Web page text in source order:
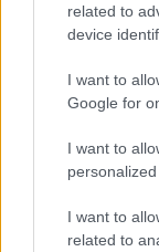
related to
device
I want to
Google for
I want to
personalized
I want to
related to